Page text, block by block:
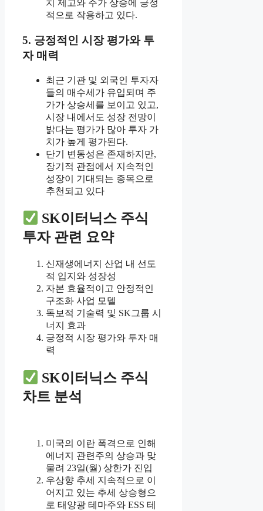
치 제고와 주가 상승에 긍정
적으로 작용하고 있다.
5. 긍정적인 시장 평가와 투
자 매력
최근 기관 및 외국인 투자자
들의 매수세가 유입되며 주
가가 상승세를 보이고 있고,
시장 내에서도 성장 전망이
밝다는 평가가 많아 투자 가
치가 높게 평가된다.
단기 변동성은 존재하지만,
장기적 관점에서 지속적인
성장이 기대되는 종목으로
추천되고 있다
SK이터닉스 주식
투자 관련 요약
신재생에너지 산업 내 선도
적 입지와 성장성
자본 효율적이고 안정적인
구조화 사업 모델
독보적 기술력 및 SK그룹 시
너지 효과
긍정적 시장 평가와 투자 매
력
SK이터닉스 주식
차트 분석
미국의 이란 폭격으로 인해
에너지 관련주의 상승과 맞
물려 23일(월) 상한가 진입
우상향 추세 지속적으로 이
어지고 있는 추세 상승형으
로 태양광 테마주와 ESS 테